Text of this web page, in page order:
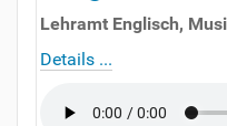
Lehramt Englisch,
Details ...